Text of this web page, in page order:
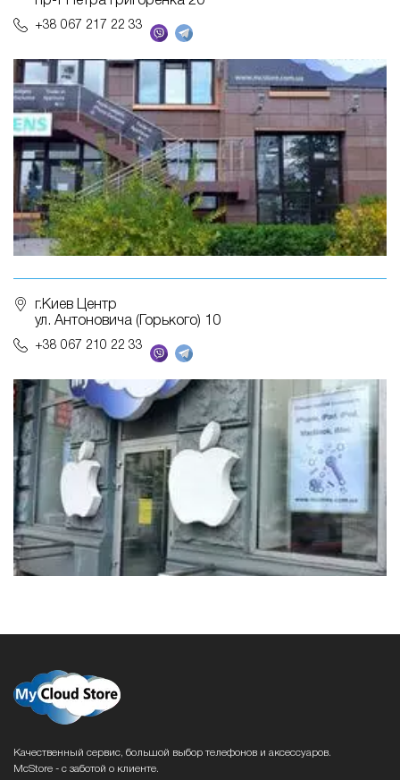
+38 067 217 22 33
г.Киев Центр
ул. Антоновича (Горького) 10
+38 067 210 22 33
Качественный сервис, большой выбор телефонов и аксессуаров.
McStore - с заботой о клиенте.